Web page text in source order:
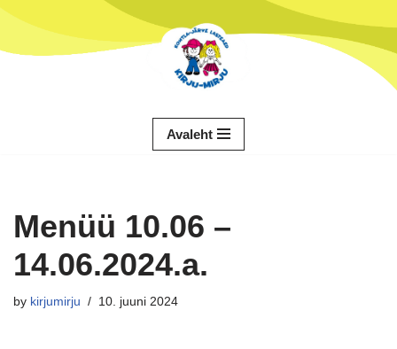
Avaleht
Menüü 10.06 –
14.06.2024.a.
by kirjumirju 10. juuni 2024